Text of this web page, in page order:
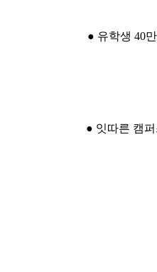
● 유학생 40
● 잇따른 캠